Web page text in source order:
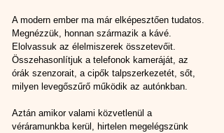
A modern ember ma már elképesztően tudatos.
Megnézzük, honnan származik a kávé.
Elolvassuk az élelmiszerek összetevőit.
Összehasonlítjuk a telefonok kameráját, az
órák szenzorait, a cipők talpszerkezetét, sőt,
milyen levegőszűrő működik az autónkban.
Aztán amikor valami közvetlenül a
véráramunkba kerül, hirtelen megelégszünk